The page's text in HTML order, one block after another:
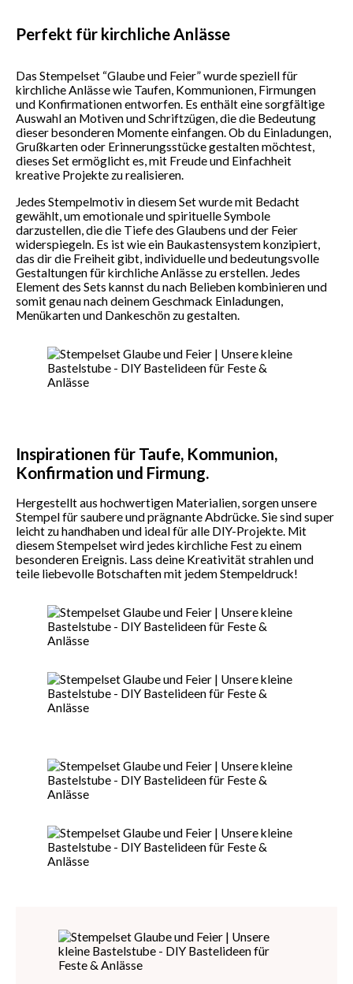
Perfekt für kirchliche Anlässe
Das Stempelset “Glaube und Feier” wurde speziell für
kirchliche Anlässe wie Taufen, Kommunionen, Firmungen
und Konfirmationen entworfen. Es enthält eine sorgfältige
Auswahl an Motiven und Schriftzügen, die die Bedeutung
dieser besonderen Momente einfangen. Ob du Einladungen,
Grußkarten oder Erinnerungsstücke gestalten möchtest,
dieses Set ermöglicht es, mit Freude und Einfachheit
kreative Projekte zu realisieren.
Jedes Stempelmotiv in diesem Set wurde mit Bedacht
gewählt, um emotionale und spirituelle Symbole
darzustellen, die die Tiefe des Glaubens und der Feier
widerspiegeln. Es ist wie ein Baukastensystem konzipiert,
das dir die Freiheit gibt, individuelle und bedeutungsvolle
Gestaltungen für kirchliche Anlässe zu erstellen. Jedes
Element des Sets kannst du nach Belieben kombinieren und
somit genau nach deinem Geschmack Einladungen,
Menükarten und Dankeschön zu gestalten.
Inspirationen für Taufe, Kommunion,
Konfirmation und Firmung.
Hergestellt aus hochwertigen Materialien, sorgen unsere
Stempel für saubere und prägnante Abdrücke. Sie sind super
leicht zu handhaben und ideal für alle DIY-Projekte. Mit
diesem Stempelset wird jedes kirchliche Fest zu einem
besonderen Ereignis. Lass deine Kreativität strahlen und
teile liebevolle Botschaften mit jedem Stempeldruck!